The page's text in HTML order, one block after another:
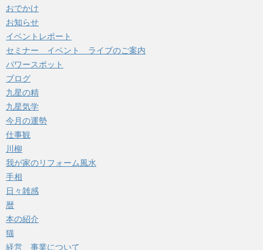
おでかけ
お知らせ
イベントレポート
セミナー イベント ライブのご案内
パワースポット
ブログ
九星の精
九星気学
今月の運勢
仕事観
川柳
我が家のリフォーム風水
手相
日々雑感
暦
本の紹介
猫
経営 事業について